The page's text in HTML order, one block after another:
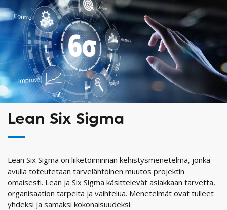
Lean Six Sigma
Lean Six Sigma on liiketoiminnan kehistysmenetelmä, jonka
avulla toteutetaan tarvelähtöinen muutos projektin
omaisesti. Lean ja Six Sigma käsittelevät asiakkaan tarvetta,
organisaation tarpeita ja vaihtelua. Menetelmät ovat tulleet
yhdeksi ja samaksi kokonaisuudeksi.